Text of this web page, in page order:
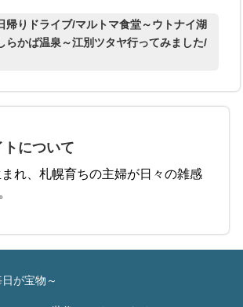
帰りドライブ/マルトマ食堂～ウトナイ湖
らかば温泉～江別ツタヤ行ってみました/
トについて
れ、札幌育ちの主婦が日々の雑感
が宝物～